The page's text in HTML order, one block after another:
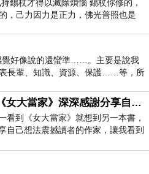
錫杖才得以滅除煩惱 錫杖你修的，
，己力因力是正力，佛光普照也是
覺好像說的還蠻準……。主要是說我
長輩、知識、資源、保護……等，所
好書推薦《女大當家》深深感謝分享自己想法震撼讀者的作家，讓我看到不同樣貌的家庭！
看到《女大當家》就想到另一本書，
自己想法震撼讀者的作家，讓我看到
庭！ 《女大